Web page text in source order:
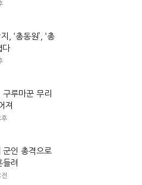
, ‘총동원’, ‘총
다
루마꾼 무리
져
군인 총격으로
려